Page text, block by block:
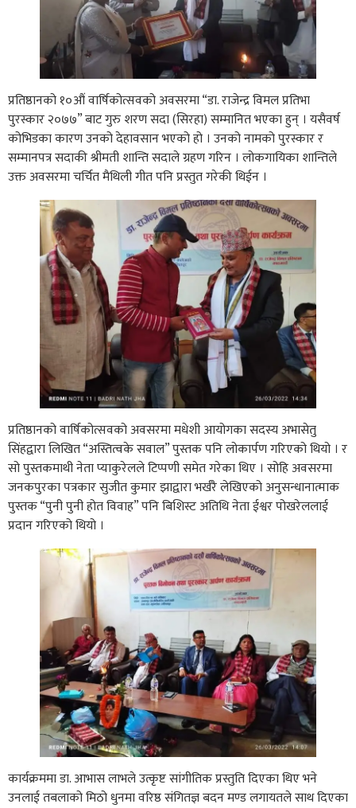
प्रतिष्ठानको १०औं वार्षिकोत्सवको अवसरमा “डा. राजेन्द्र विमल प्रतिभा
पुरस्कार २०७७” बाट गुरु शरण सदा (सिरहा) सम्मानित भएका हुन् । यसैवर्ष
कोभिडका कारण उनको देहावसान भएको हो । उनको नामको पुरस्कार र
सम्मानपत्र सदाकी श्रीमती शान्ति सदाले ग्रहण गरिन । लोकगायिका शान्तिले
उक्त अवसरमा चर्चित मैथिली गीत पनि प्रस्तुत गरेकी थिईन ।
प्रतिष्ठानको वार्षिकोत्सवको अवसरमा मधेशी आयोगका सदस्य अभासेतु
सिंहद्वारा लिखित “अस्तित्वके सवाल” पुस्तक पनि लोकार्पण गरिएको थियो । र
सो पुस्तकमाथी नेता प्याकुरेलले टिप्पणी समेत गरेका थिए । सोहि अवसरमा
जनकपुरका पत्रकार सुजीत कुमार झाद्वारा भर्खरै लेखिएको अनुसन्धानात्माक
पुस्तक “पुनी पुनी होत विवाह” पनि बिशिस्ट अतिथि नेता ईश्वर पोखरेललाई
प्रदान गरिएको थियो ।
कार्यक्रममा डा. आभास लाभले उत्कृष्ट सांगीतिक प्रस्तुति दिएका थिए भने
उनलाई तबलाको मिठो धुनमा वरिष्ठ संगितज्ञ बदन मण्ड लगायतले साथ दिएका